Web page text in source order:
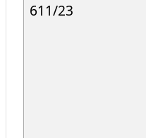
611/23